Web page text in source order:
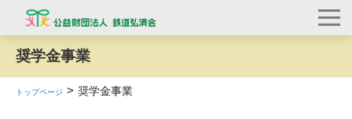
奨学金事業
トップページ 奨学金事業